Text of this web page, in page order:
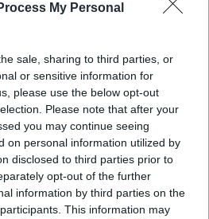
My Personal
sale, sharing to third parties, or
or sensitive information for
please use the below opt-out
Please note that after your
you may continue seeing
on personal information utilized by
disclosed to third parties prior to
opt-out of the further
information by third parties on the
This information may
έρευνα, σύμφωνα με
Pfizer/BioNTech (δεν υπάρχει
περιοδικό), ανέλυσε
υγιή παιδιά 5-11 ετών που
(συνολικά τρίτη) δόση και
κατά 36 φορές στα